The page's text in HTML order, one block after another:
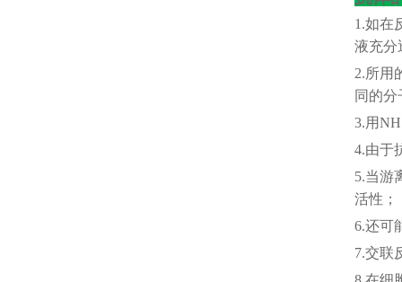
1.如在
液充分
2.所用
同的
3.用
4.由于
5.当游
活性；
6.还可
7.交联